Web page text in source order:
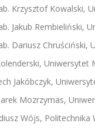
Krzysztof Kowalski,
Jakub Rembieliński,
Dariusz Chruściński,
Uniwersytet
Jakóbczyk,
Mozrzymas,
Wójs, Politechnika